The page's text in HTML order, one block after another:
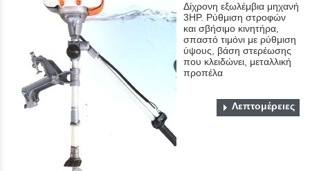
Δίχρονη εξωλέμβια μηχανή
3ΗΡ. Ρύθμιση στροφών
και σβήσιμο κινητήρα,
σπαστό τιμόνι με ρύθμιση
ύψους, βάση στερέωσης
που κλειδώνει, μεταλλική
προπέλα
Λεπτομέρειες